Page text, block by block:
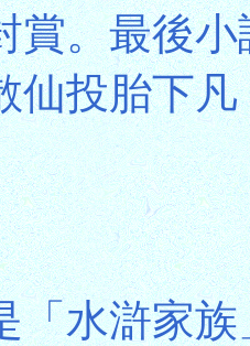
賞。最後
仙投胎下
「水滸家